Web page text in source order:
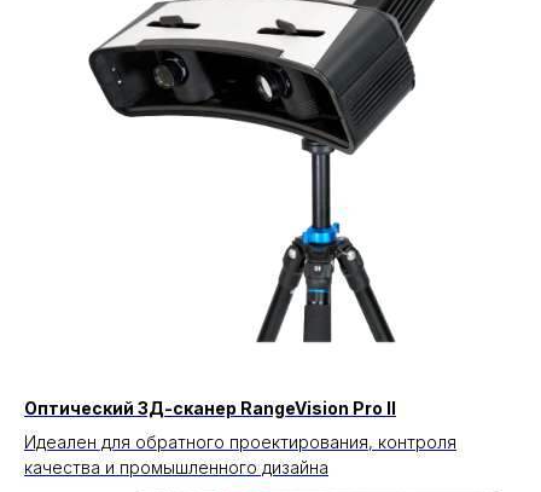
Оптический 3Д-сканер RangeVision Pro II
Идеален для обратного проектирования, контроля
качества и промышленного дизайна